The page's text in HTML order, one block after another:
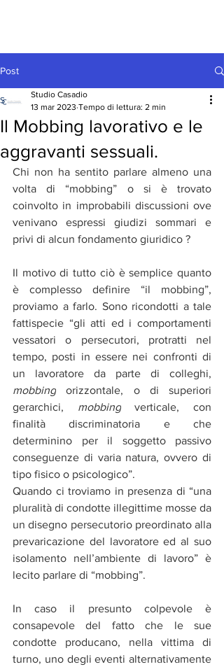
Post
Il Mobbing lavorativo e le
aggravanti sessuali.
Studio Casadio
13 mar 2023 Tempo di lettura: 2 min
Chi non ha sentito parlare almeno una
volta di “mobbing” o si è trovato
coinvolto in improbabili discussioni ove
venivano espressi giudizi sommari e
privi di alcun fondamento giuridico ?
Il motivo di tutto ciò è semplice quanto
è complesso definire “il mobbing”,
proviamo a farlo. Sono ricondotti a tale
fattispecie “gli atti ed i comportamenti
vessatori o persecutori, protratti nel
tempo, posti in essere nei confronti di
mobbing orizzontale, o di superiori
gerarchici, mobbing verticale, con
finalità discriminatoria e che
determinino per il soggetto passivo
conseguenze di varia natura, ovvero di
tipo fisico o psicologico”.
Quando ci troviamo in presenza di “una
pluralità di condotte illegittime mosse da
un disegno persecutorio preordinato alla
prevaricazione del lavoratore ed al suo
isolamento nell’ambiente di lavoro” è
lecito parlare di “mobbing”.
In caso il presunto colpevole è
consapevole del fatto che le sue
condotte producano, nella vittima di
turno, uno degli eventi alternativamente